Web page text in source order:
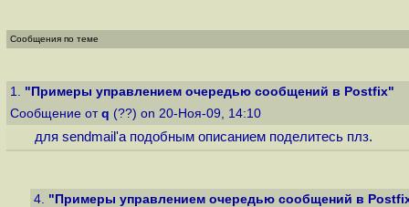
Сообщения по теме
1. "Примеры управлением очередью сообщений в Postfix"
Сообщение от q (??) on 20-Ноя-09, 14:10
для sendmail'a подобным описанием поделитесь плз.
4. "Примеры управлением очередью сообщений в